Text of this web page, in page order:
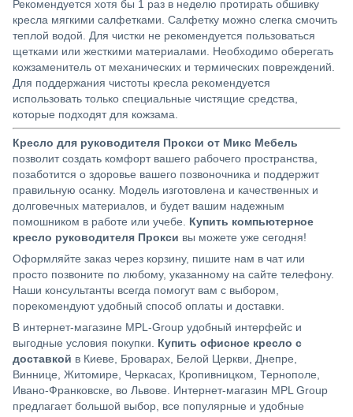
Рекомендуется хотя бы 1 раз в неделю протирать обшивку
кресла мягкими салфетками. Салфетку можно слегка смочить
теплой водой. Для чистки не рекомендуется пользоваться
щетками или жесткими материалами. Необходимо оберегать
кожзаменитель от механических и термических повреждений.
Для поддержания чистоты кресла рекомендуется
использовать только специальные чистящие средства,
которые подходят для кожзама.
Кресло для руководителя Прокси от Микс Мебель
позволит создать комфорт вашего рабочего пространства,
позаботится о здоровье вашего позвоночника и поддержит
правильную осанку. Модель изготовлена и качественных и
долговечных материалов, и будет вашим надежным
помошником в работе или учебе. Купить компьютерное
кресло руководителя Прокси вы можете уже сегодня!
Оформляйте заказ через корзину, пишите нам в чат или
просто позвоните по любому, указанному на сайте телефону.
Наши консультанты всегда помогут вам с выбором,
порекомендуют удобный способ оплаты и доставки.
В интернет-магазине MPL-Group удобный интерфейс и
выгодные условия покупки. Купить офисное кресло с
доставкой в Киеве, Броварах, Белой Церкви, Днепре,
Виннице, Житомире, Черкасах, Кропивницком, Тернополе,
Ивано-Франковске, во Львове. Интернет-магазин MPL Group
предлагает большой выбор, все популярные и удобные